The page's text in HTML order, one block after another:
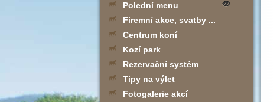
Polední menu
Firemní akce, svatby ...
Centrum koní
Kozí park
Rezervační systém
Tipy na výlet
Fotogalerie akcí